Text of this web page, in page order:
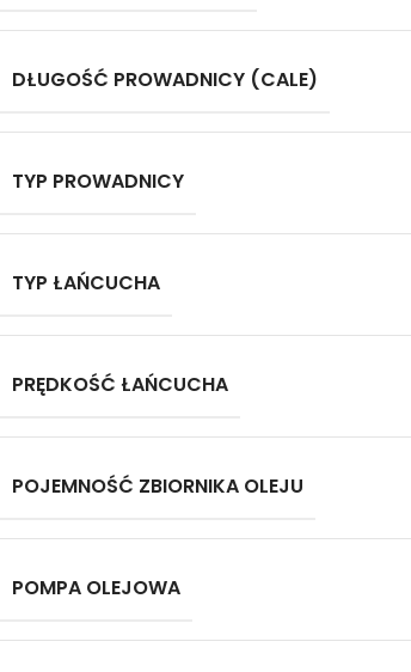
DŁUGOŚĆ PROWADNICY (CALE)
TYP PROWADNICY
TYP ŁAŃCUCHA
PRĘDKOŚĆ ŁAŃCUCHA
POJEMNOŚĆ ZBIORNIKA OLEJU
POMPA OLEJOWA